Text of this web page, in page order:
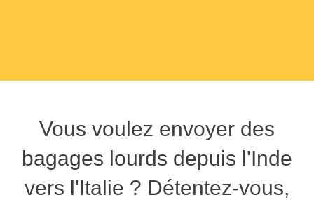
Vous voulez envoyer des
bagages lourds depuis l'Inde
vers l'Italie ? Détentez-vous,